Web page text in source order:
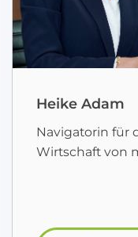
Heike Adam
Navigatorin für
Wirtschaft von